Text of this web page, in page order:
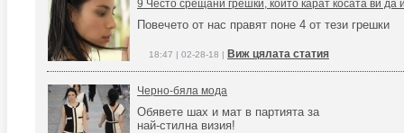
9 Често срещани грешки, които карат косата ви да
Повечето от нас правят поне 4 от тези грешки
18:47 | 02-28-18 | Виж цялата статия
Черно-бяла мода
Обявете шах и мат в партията за
най-стилна визия!